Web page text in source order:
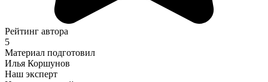
Рейтинг автора
5
Материал подготовил
Илья Коршунов
Наш эксперт